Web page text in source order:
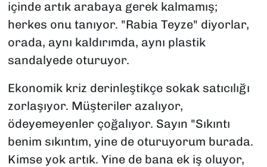
içinde artık arabaya gerek kalmamış;
herkes onu tanıyor. "Rabia Teyze" diyorlar,
orada, aynı kaldırımda, aynı plastik
sandalyede oturuyor.
Ekonomik kriz derinleştikçe sokak satıcılığı
zorlaşıyor. Müşteriler azalıyor,
ödeyemeyenler çoğalıyor. Sayın "Sıkıntı
benim sıkıntım, yine de oturuyorum burada.
Kimse yok artık. Yine de bana ek iş oluyor,